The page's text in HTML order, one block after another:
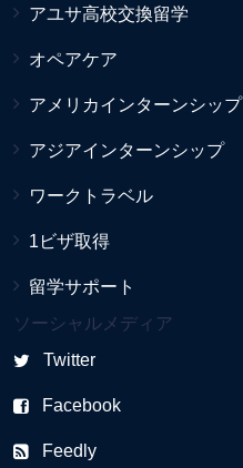
アユサ高校交換留学
オペアケア
アメリカインターンシップ
アジアインターンシップ
ワークトラベル
1ビザ取得
留学サポート
ソーシャルメディア
Twitter
Facebook
Feedly